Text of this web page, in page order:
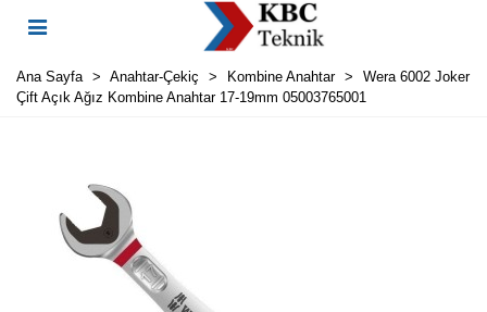
Ana Sayfa > Anahtar-Çekiç > Kombine Anahtar >
Wera 6002 Joker
Çift Açık Ağız Kombine Anahtar 17-19mm 05003765001